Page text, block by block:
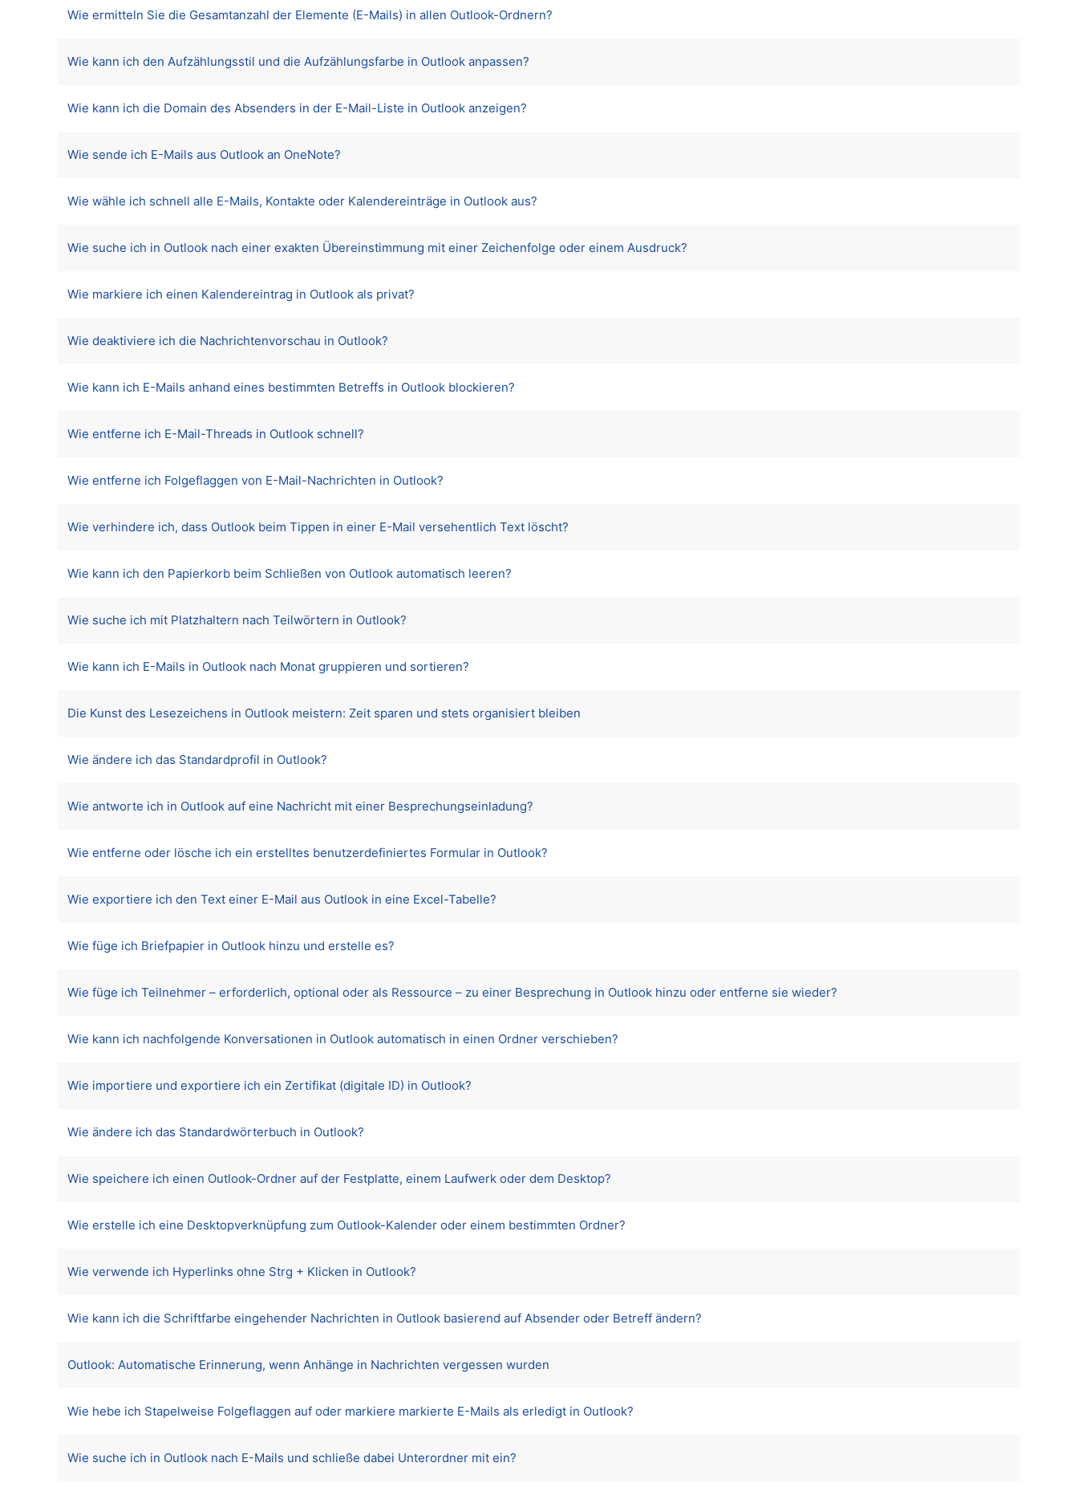
Wie ermitteln Sie die Gesamtanzahl der Elemente (E-Mails) in allen Outlook-Ordnern?
Wie kann ich den Aufzählungsstil und die Aufzählungsfarbe in Outlook anpassen?
Wie kann ich die Domain des Absenders in der E-Mail-Liste in Outlook anzeigen?
Wie sende ich E-Mails aus Outlook an OneNote?
Wie wähle ich schnell alle E-Mails, Kontakte oder Kalendereinträge in Outlook aus?
Wie suche ich in Outlook nach einer exakten Übereinstimmung mit einer Zeichenfolge oder einem Ausdruck?
Wie markiere ich einen Kalendereintrag in Outlook als privat?
Wie deaktiviere ich die Nachrichtenvorschau in Outlook?
Wie kann ich E-Mails anhand eines bestimmten Betreffs in Outlook blockieren?
Wie entferne ich E-Mail-Threads in Outlook schnell?
Wie entferne ich Folgeflaggen von E-Mail-Nachrichten in Outlook?
Wie verhindere ich, dass Outlook beim Tippen in einer E-Mail versehentlich Text löscht?
Wie kann ich den Papierkorb beim Schließen von Outlook automatisch leeren?
Wie suche ich mit Platzhaltern nach Teilwörtern in Outlook?
Wie kann ich E-Mails in Outlook nach Monat gruppieren und sortieren?
Die Kunst des Lesezeichens in Outlook meistern: Zeit sparen und stets organisiert bleiben
Wie ändere ich das Standardprofil in Outlook?
Wie antworte ich in Outlook auf eine Nachricht mit einer Besprechungseinladung?
Wie entferne oder lösche ich ein erstelltes benutzerdefiniertes Formular in Outlook?
Wie exportiere ich den Text einer E-Mail aus Outlook in eine Excel-Tabelle?
Wie füge ich Briefpapier in Outlook hinzu und erstelle es?
Wie füge ich Teilnehmer – erforderlich, optional oder als Ressource – zu einer Besprechung in Outlook hinzu oder entferne sie wieder?
Wie kann ich nachfolgende Konversationen in Outlook automatisch in einen Ordner verschieben?
Wie importiere und exportiere ich ein Zertifikat (digitale ID) in Outlook?
Wie ändere ich das Standardwörterbuch in Outlook?
Wie speichere ich einen Outlook-Ordner auf der Festplatte, einem Laufwerk oder dem Desktop?
Wie erstelle ich eine Desktopverknüpfung zum Outlook-Kalender oder einem bestimmten Ordner?
Wie verwende ich Hyperlinks ohne Strg + Klicken in Outlook?
Wie kann ich die Schriftfarbe eingehender Nachrichten in Outlook basierend auf Absender oder Betreff ändern?
Outlook: Automatische Erinnerung, wenn Anhänge in Nachrichten vergessen wurden
Wie hebe ich Stapelweise Folgeflaggen auf oder markiere markierte E-Mails als erledigt in Outlook?
Wie suche ich in Outlook nach E-Mails und schließe dabei Unterordner mit ein?